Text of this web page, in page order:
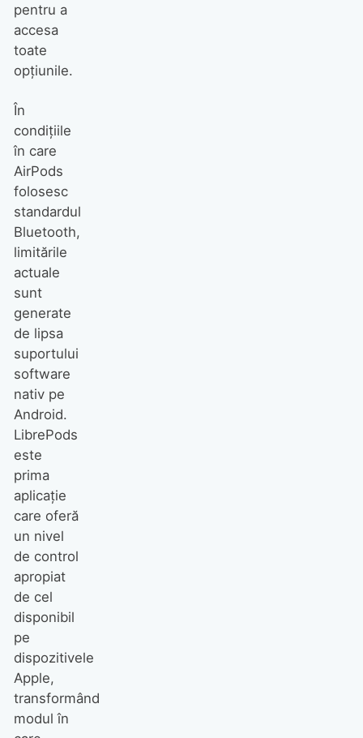
pentru a
accesa
toate
opțiunile.
În
condițiile
în care
AirPods
folosesc
standardul
Bluetooth,
limitările
actuale
sunt
generate
de lipsa
suportului
software
nativ pe
Android.
LibrePods
este
prima
aplicație
care oferă
un nivel
de control
apropiat
de cel
disponibil
pe
dispozitivele
Apple,
transformând
modul în